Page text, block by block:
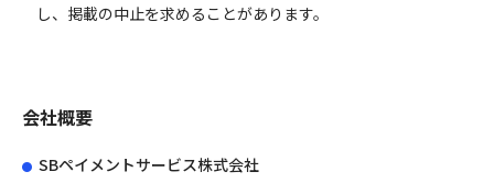
し、掲載の中止を求めることがあります。
会社概要
SBペイメントサービス株式会社